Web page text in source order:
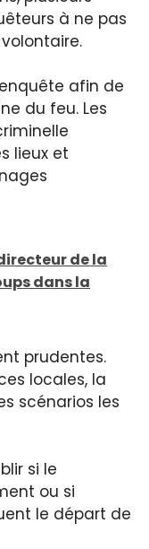
à ne pas
afin de
du feu. Les
lieux et
de la
dans la
prudentes.
locales, la
scénarios les
si le
ou si
le départ de